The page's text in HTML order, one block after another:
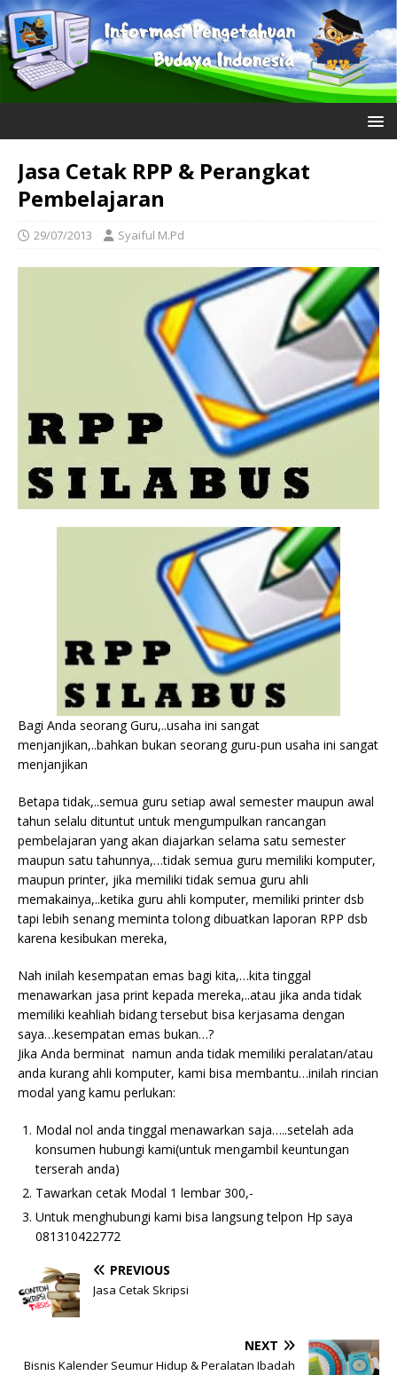
Jasa Cetak RPP & Perangkat
Pembelajaran
29/07/2013 Syaiful M.Pd
Bagi Anda seorang Guru,..usaha ini sangat
menjanjikan,..bahkan bukan seorang guru-pun usaha ini sangat
menjanjikan
Betapa tidak,..semua guru setiap awal semester maupun awal
tahun selalu dituntut untuk mengumpulkan rancangan
pembelajaran yang akan diajarkan selama satu semester
maupun satu tahunnya,…tidak semua guru memiliki komputer,
maupun printer, jika memiliki tidak semua guru ahli
memakainya,..ketika guru ahli komputer, memiliki printer dsb
tapi lebih senang meminta tolong dibuatkan laporan RPP dsb
karena kesibukan mereka,
Nah inilah kesempatan emas bagi kita,…kita tinggal
menawarkan jasa print kepada mereka,..atau jika anda tidak
memiliki keahliah bidang tersebut bisa kerjasama dengan
saya…kesempatan emas bukan…?
Jika Anda berminat namun anda tidak memiliki peralatan/atau
anda kurang ahli komputer, kami bisa membantu…inilah rincian
modal yang kamu perlukan:
Modal nol anda tinggal menawarkan saja…..setelah ada
konsumen hubungi kami(untuk mengambil keuntungan
terserah anda)
Tawarkan cetak Modal 1 lembar 300,-
Untuk menghubungi kami bisa langsung telpon Hp saya
081310422772
PREVIOUS
Jasa Cetak Skripsi
NEXT
Bisnis Kalender Seumur Hidup & Peralatan Ibadah